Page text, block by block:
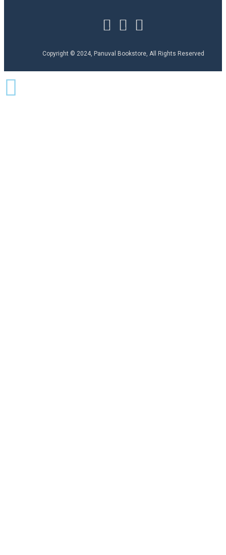
Copyright © 2024, Panuval Bookstore, All Rights Reserved